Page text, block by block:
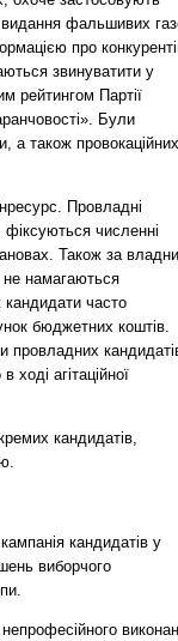
видання фальшивих
про
звинуватити у
рейтингом Партії
Були
а також провокаційних
Провладні
численні
Також за
не намагаються
кандидати часто
бюджетних коштів.
провладних
агітаційної
кандидатів,
кандидатів у
виборчого